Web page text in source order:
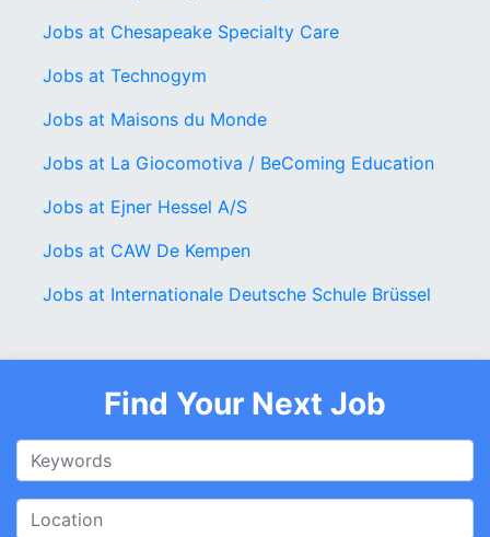
Jobs at Chesapeake Specialty Care
Jobs at Technogym
Jobs at Maisons du Monde
Jobs at La Giocomotiva / BeComing Education
Jobs at Ejner Hessel A/S
Jobs at CAW De Kempen
Jobs at Internationale Deutsche Schule Brüssel
Find Your Next Job